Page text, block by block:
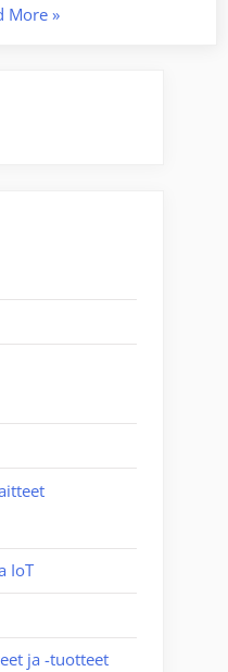
More“Kimppavene,
»
IoT
ja -tuotteet